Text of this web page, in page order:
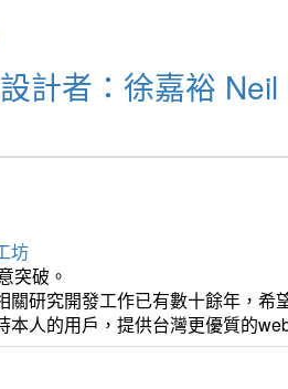
計者：徐嘉裕
坊
突破。
關研究開發工作已有數十餘年，
本人的用戶，提供台灣更優質的